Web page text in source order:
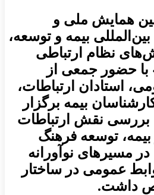
همایش ملی و
بیمه و توسعه،
نظام ارتباطی
حضور جمعی از
استادان ارتباطات،
بیمه برگزار
نقش ارتباطات
بیمه، توسعه فرهنگ
در مسیرهای نوآورانه
عمومی در ساختار
داشت.